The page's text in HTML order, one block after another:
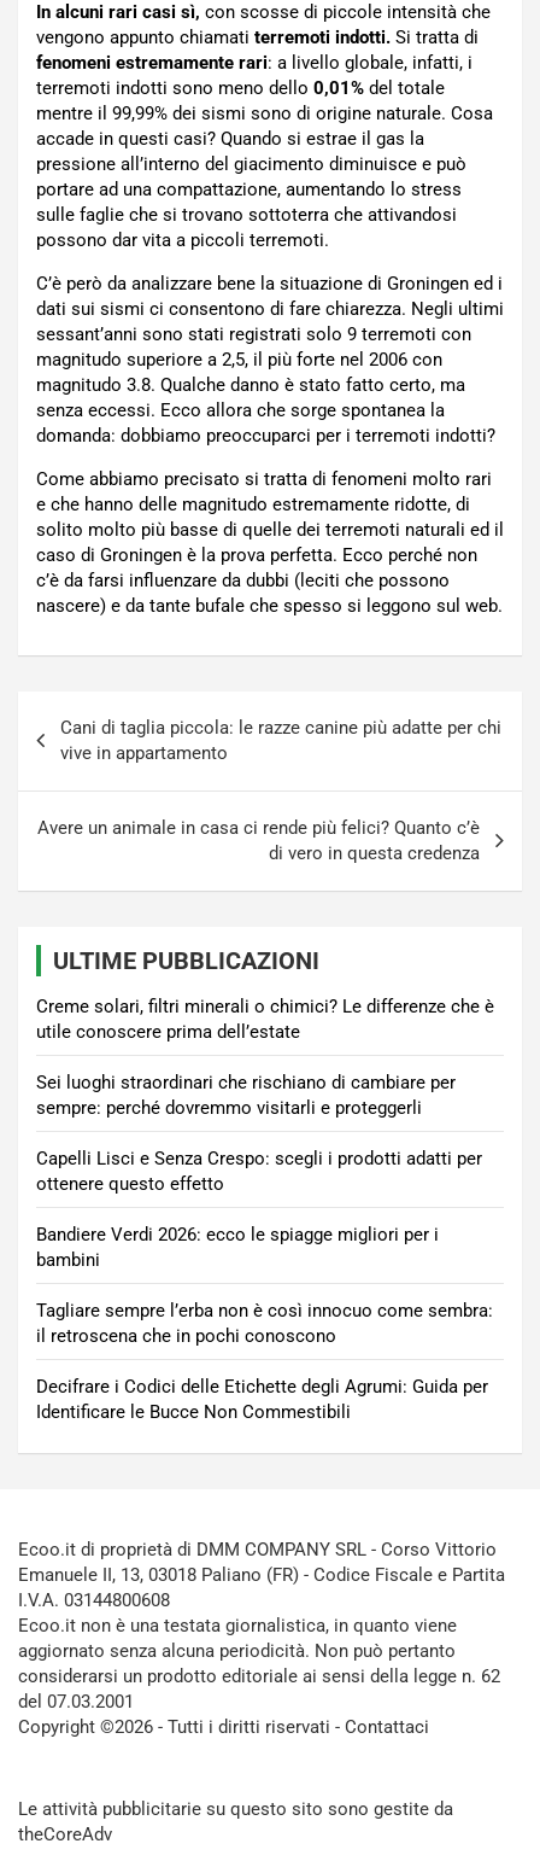
In alcuni rari casi sì, con scosse di piccole intensità che
vengono appunto chiamati terremoti indotti. Si tratta di
fenomeni estremamente rari: a livello globale, infatti, i
terremoti indotti sono meno dello 0,01% del totale
mentre il 99,99% dei sismi sono di origine naturale. Cosa
accade in questi casi? Quando si estrae il gas la
pressione all’interno del giacimento diminuisce e può
portare ad una compattazione, aumentando lo stress
sulle faglie che si trovano sottoterra che attivandosi
possono dar vita a piccoli terremoti.
C’è però da analizzare bene la situazione di Groningen ed i
dati sui sismi ci consentono di fare chiarezza. Negli ultimi
sessant’anni sono stati registrati solo 9 terremoti con
magnitudo superiore a 2,5, il più forte nel 2006 con
magnitudo 3.8. Qualche danno è stato fatto certo, ma
senza eccessi. Ecco allora che sorge spontanea la
domanda: dobbiamo preoccuparci per i terremoti indotti?
Come abbiamo precisato si tratta di fenomeni molto rari
e che hanno delle magnitudo estremamente ridotte, di
solito molto più basse di quelle dei terremoti naturali ed il
caso di Groningen è la prova perfetta. Ecco perché non
c’è da farsi influenzare da dubbi (leciti che possono
nascere) e da tante bufale che spesso si leggono sul web.
articoli
Cani di taglia piccola: le razze canine più adatte per chi
vive in appartamento
Avere un animale in casa ci rende più felici? Quanto c’è
di vero in questa credenza
ULTIME PUBBLICAZIONI
Creme solari, filtri minerali o chimici? Le differenze che è
utile conoscere prima dell’estate
Sei luoghi straordinari che rischiano di cambiare per
sempre: perché dovremmo visitarli e proteggerli
Capelli Lisci e Senza Crespo: scegli i prodotti adatti per
ottenere questo effetto
Bandiere Verdi 2026: ecco le spiagge migliori per i
bambini
Tagliare sempre l’erba non è così innocuo come sembra:
il retroscena che in pochi conoscono
Decifrare i Codici delle Etichette degli Agrumi: Guida per
Identificare le Bucce Non Commestibili
Ecoo.it di proprietà di DMM COMPANY SRL - Corso Vittorio
Emanuele II, 13, 03018 Paliano (FR) - Codice Fiscale e Partita
I.V.A. 03144800608
Ecoo.it non è una testata giornalistica, in quanto viene
aggiornato senza alcuna periodicità. Non può pertanto
considerarsi un prodotto editoriale ai sensi della legge n. 62
del 07.03.2001
Copyright ©2026 - Tutti i diritti riservati - Contattaci
Le attività pubblicitarie su questo sito sono gestite da
theCoreAdv